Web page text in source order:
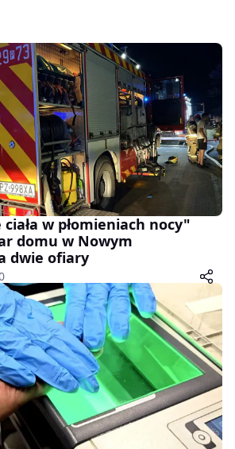
w płomieniach nocy"
domu w Nowym
dwie ofiary